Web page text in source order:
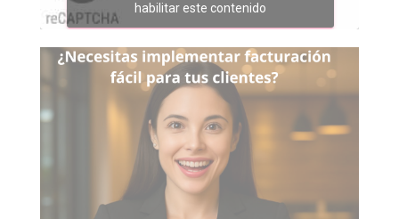
habilitar este contenido